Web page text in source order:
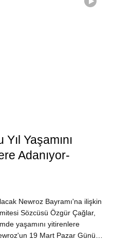
Yaşamını
Adanıyor-
Newroz Bayramı'na ilişkin
Sözcüsü Özgür Çağlar,
yaşamını yitirenlere
19 Mart Pazar Günü…